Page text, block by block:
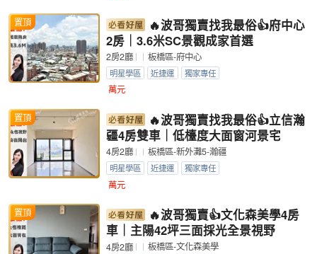
置頂
🔥波哥獨賣找我最俗👍府中心
2房｜3.6米SC景觀成家首選
2房2廳 板橋區-府中心
明星學區 近捷運 獨家專任
萬元
置頂
🔥波哥獨賣找我最俗👍立信瀚
疆4房雙車｜低檯度大面窗河景宅
4房2廳 板橋區-新外灘5-瀚疆
明星學區 近捷運 獨家專任
萬元
置頂
🔥波哥獨賣👍文化森美學4房
車｜主陽42坪三面採光全景視野
4房2廳 板橋區-文化森美學